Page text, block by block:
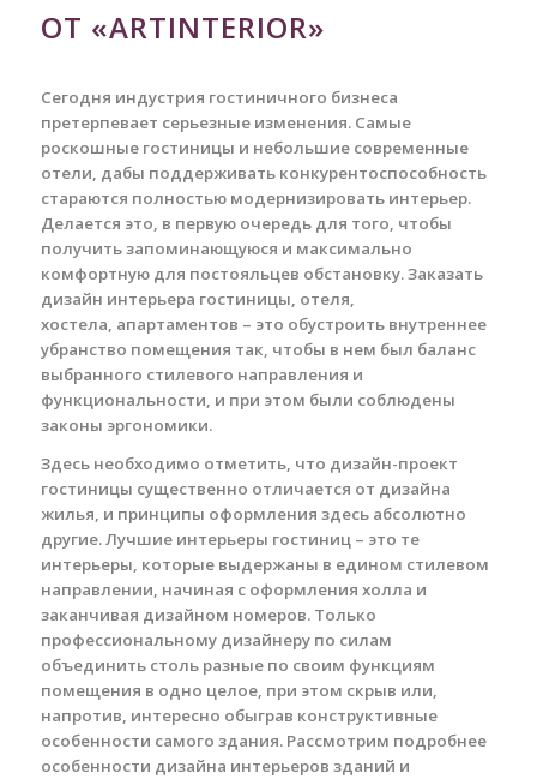
ОТ «ARTINTERIOR»
Сегодня индустрия гостиничного бизнеса
претерпевает серьезные изменения. Самые
роскошные гостиницы и небольшие современные
отели, дабы поддерживать конкурентоспособность
стараются полностью модернизировать интерьер.
Делается это, в первую очередь для того, чтобы
получить запоминающуюся и максимально
комфортную для постояльцев обстановку. Заказать
дизайн интерьера гостиницы, отеля,
хостела, апартаментов – это обустроить внутреннее
убранство помещения так, чтобы в нем был баланс
выбранного стилевого направления и
функциональности, и при этом были соблюдены
законы эргономики.
Здесь необходимо отметить, что дизайн-проект
гостиницы существенно отличается от дизайна
жилья, и принципы оформления здесь абсолютно
другие. Лучшие интерьеры гостиниц – это те
интерьеры, которые выдержаны в едином стилевом
направлении, начиная с оформления холла и
заканчивая дизайном номеров. Только
профессиональному дизайнеру по силам
объединить столь разные по своим функциям
помещения в одно целое, при этом скрыв или,
напротив, интересно обыграв конструктивные
особенности самого здания. Рассмотрим подробнее
особенности дизайна интерьеров зданий и